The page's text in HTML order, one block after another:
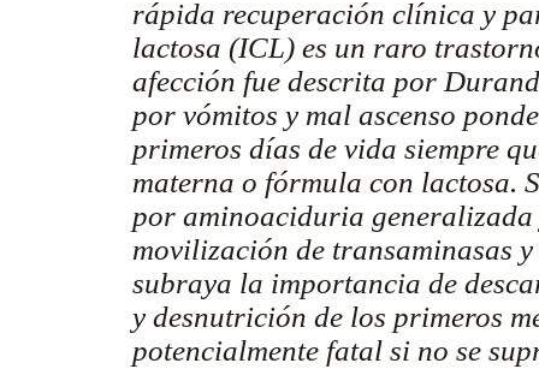
rápida recuperación clínica y
lactosa (ICL) es un raro
afección fue descrita por
por vómitos y mal ascenso
primeros días de vida siempre
materna o fórmula con lactosa.
por aminoaciduria
movilización de transaminasas
subraya la importancia de
y desnutrición de los primeros
potencialmente fatal si no se